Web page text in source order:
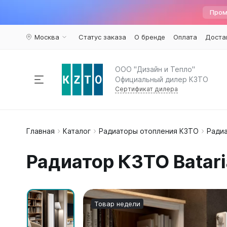
Москва Статус заказа О бренде Оплата
ООО "Дизайн и Тепло"
Официальный дилер КЗТО
Сертификат дилера
Радиаторы отопления
Комплектующие
% Распродажа
По
Элегант
Вентили
Главная Каталог Радиаторы отопления КЗТО
Радиатор КЗТО
Товар недели